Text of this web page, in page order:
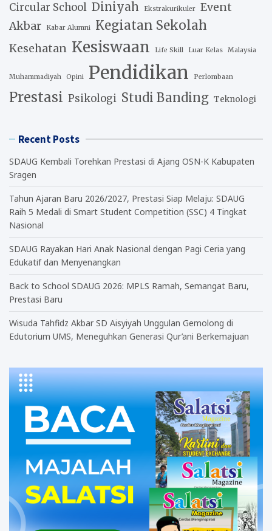
Circular School Diniyah Ekstrakurikuler
Event
Akbar
Kabar Alumni Kegiatan Sekolah
Kesehatan Kesiswaan Life Skill Luar Kelas Malaysia
Muhammadiyah Opini Pendidikan Perlombaan
Prestasi Psikologi Studi Banding Teknologi
Recent Posts
SDAUG Kembali Torehkan Prestasi di Ajang OSN-K Kabupaten
Sragen
Tahun Ajaran Baru 2026/2027, Prestasi Siap Melaju: SDAUG
Raih 5 Medali di Smart Student Competition (SSC) 4 Tingkat
Nasional
SDAUG Rayakan Hari Anak Nasional dengan Pagi Ceria yang
Edukatif dan Menyenangkan
Back to School SDAUG 2026: MPLS Ramah, Semangat Baru,
Prestasi Baru
Wisuda Tahfidz Akbar SD Aisyiyah Unggulan Gemolong di
Edutorium UMS, Meneguhkan Generasi Qur’ani Berkemajuan